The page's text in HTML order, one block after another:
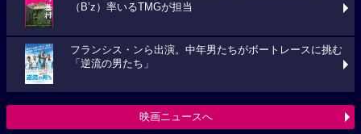
（B’z）率いるTMGが担当
フランシス・ンら出演。中年男たちがボートレースに挑む
「逆流の男たち」
映画ニュースへ